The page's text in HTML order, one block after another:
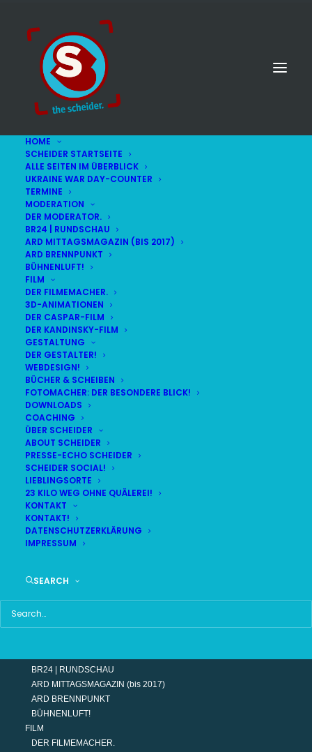
HOME
SCHEIDER STARTSEITE
ALLE SEITEN IM ÜBERBLICK
UKRAINE WAR DAY-COUNTER
TERMINE
MODERATION
DER MODERATOR.
BR24 | RUNDSCHAU
ARD MITTAGSMAGAZIN (BIS 2017)
ARD BRENNPUNKT
BÜHNENLUFT!
FILM
DER FILMEMACHER.
3D-ANIMATIONEN
DER CASPAR-FILM
DER KANDINSKY-FILM
GESTALTUNG
DER GESTALTER!
WEBDESIGN!
BÜCHER & SCHEIBEN
FOTOMACHER: DER BESONDERE BLICK!
DOWNLOADS
COACHING
ÜBER SCHEIDER
ABOUT SCHEIDER
PRESSE-ECHO SCHEIDER
SCHEIDER SOCIAL!
LIEBLINGSORTE
23 KILO WEG OHNE QUÄLEREI!
KONTAKT
KONTAKT!
DATENSCHUTZERKLÄRUNG
IMPRESSUM
SEARCH
© STEFAN SCHEIDER
LIVE(alle Termine
DEMNÄCHST:
SA
08
AUG
BR24 | 18.30 UHR
BR MÜNCHEN FREIMANN
HAUPTMENÜ
SCHEIDER STARTSEITE
UKRAINE WAR DAY-COUNTER
TERMINE
BR24 | RUNDSCHAU
ARD MITTAGSMAGAZIN (bis 2017)
ARD BRENNPUNKT
BÜHNENLUFT!
FILM
DER FILMEMACHER.